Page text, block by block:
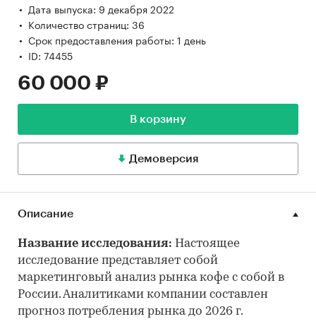
Дата выпуска: 9 декабря 2022
Количество страниц: 36
Срок предоставления работы: 1 день
ID: 74455
60 000 ₽
В корзину
Демоверсия
Описание
Название исследования: Настоящее
исследование представляет собой
маркетинговый анализ рынка кофе с собой в
России. Аналитиками компании составлен
прогноз потребления рынка до 2026 г.